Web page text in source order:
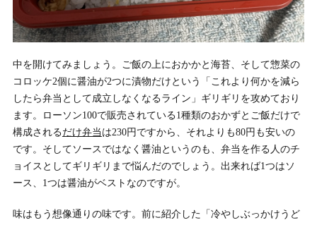
中を開けてみましょう。ご飯の上におかかと海苔、そして惣菜の
コロッケ2個に醤油が2つに漬物だけという「これより何かを減ら
したら弁当として成立しなくなるライン」ギリギリを攻めており
ます。ローソン100で販売されている1種類のおかずとご飯だけで
構成されるだけ弁当 は230円ですから、それよりも80円も安いの
です。そしてソースではなく醤油というのも、弁当を作る人のチ
ョイスとしてギリギリまで悩んだのでしょう。出来れば1つはソ
ース、1つは醤油がベストなのですが。
味はもう想像通りの味です。前に紹介した「冷やしぶっかけうど